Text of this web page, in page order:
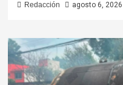
Redacción agosto 6, 2026